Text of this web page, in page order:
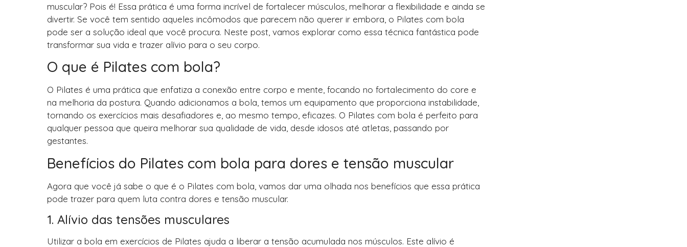
muscular? Pois é! Essa prática é uma forma incrível de fortalecer músculos, melhorar a flexibilidade e ainda se
divertir. Se você tem sentido aqueles incômodos que parecem não querer ir embora, o Pilates com bola
pode ser a solução ideal que você procura. Neste post, vamos explorar como essa técnica fantástica pode
transformar sua vida e trazer alívio para o seu corpo.
O que é Pilates com bola?
O Pilates é uma prática que enfatiza a conexão entre corpo e mente, focando no fortalecimento do core e
na melhoria da postura. Quando adicionamos a bola, temos um equipamento que proporciona instabilidade,
tornando os exercícios mais desafiadores e, ao mesmo tempo, eficazes. O Pilates com bola é perfeito para
qualquer pessoa que queira melhorar sua qualidade de vida, desde idosos até atletas, passando por
gestantes.
Benefícios do Pilates com bola para dores e tensão muscular
Agora que você já sabe o que é o Pilates com bola, vamos dar uma olhada nos benefícios que essa prática
pode trazer para quem luta contra dores e tensão muscular.
1. Alívio das tensões musculares
Utilizar a bola em exercícios de Pilates ajuda a liberar a tensão acumulada nos músculos. Este alívio é